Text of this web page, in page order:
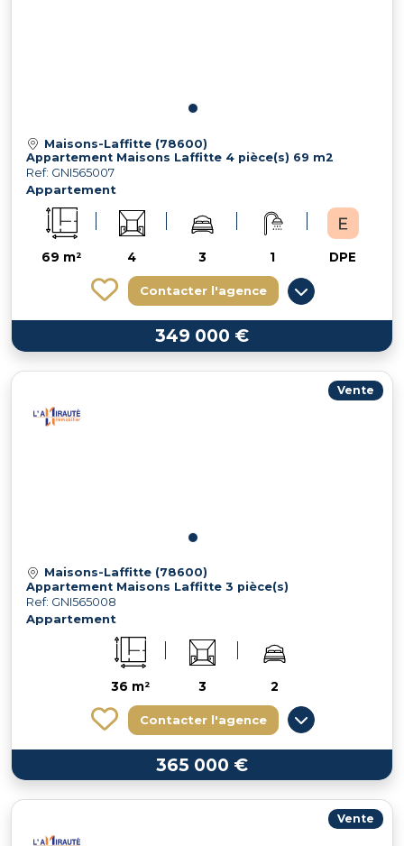
Maisons-Laffitte (78600)
Appartement Maisons Laffitte 4 pièce(s) 69 m2
Ref: GNI565007
Appartement
69 m² 4 3 1 DPE
Contacter l'agence
349 000 €
Vente
Maisons-Laffitte (78600)
Appartement Maisons Laffitte 3 pièce(s)
Ref: GNI565008
Appartement
36 m² 3 2
Contacter l'agence
365 000 €
Vente